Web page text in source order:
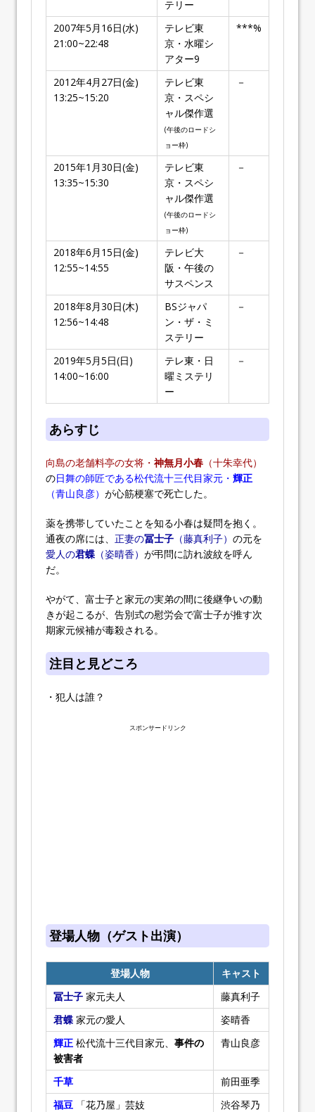
テリー
2007年5月16日(水)
21:00~22:48
テレビ東
京・水曜シ
アター9
***%
2012年4月27日(金)
13:25~15:20
テレビ東
京・スペシ
ャル傑作選
(午後のロードシ
ョー枠)
－
2015年1月30日(金)
13:35~15:30
テレビ東
京・スペシ
ャル傑作選
(午後のロードシ
ョー枠)
－
2018年6月15日(金)
12:55~14:55
テレビ大
阪・午後の
サスペンス
－
2018年8月30日(木)
12:56~14:48
BSジャパ
ン・ザ・ミ
ステリー
－
2019年5月5日(日)
14:00~16:00
テレ東・日
曜ミステリ
ー
－
あらすじ
向島の老舗料亭の女将・ 神無月小春 （十朱幸代）
の日舞の師匠である松代流十三代目家元・ 輝正
（青山良彦） が心筋梗塞で死亡した。
薬を携帯していたことを知る小春は疑問を抱く。
通夜の席には、 正妻の冨士子 （藤真利子） の元を
愛人の君蝶 （姿晴香） が弔問に訪れ波紋を呼ん
だ。
やがて、富士子と家元の実弟の間に後継争いの動
きが起こるが、告別式の慰労会で富士子が推す次
期家元候補が毒殺される。
注目と見どころ
・犯人は誰？
スポンサードリンク
登場人物（ゲスト出演）
登場人物
キャスト
冨士子 家元夫人
藤真利子
君蝶 家元の愛人
姿晴香
輝正 松代流十三代目家元、 事件の
被害者
青山良彦
千草
前田亜季
福豆 「花乃屋」芸妓
渋谷琴乃